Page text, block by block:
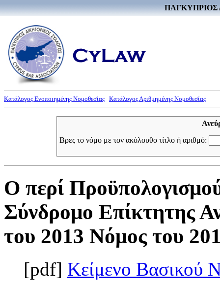
ΠΑΓΚΥΠΡΙΟΣ
Κατάλογος Ενοποιημένης Νομοθεσίας Κατάλογος Αριθμημένης Νομοθεσίας
Βρες το νόμο με τον ακόλουθο τίτλο ή αριθμό:
Ο περί
Σύνδρομο Επίκτητης
του 2013 Νόμος του
[pdf] Κείμενο Βασικού